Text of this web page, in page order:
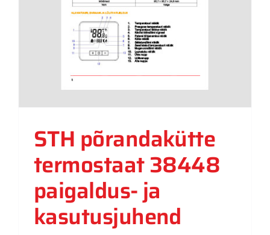
STH põrandakütte
termostaat 38448
paigaldus- ja
kasutusjuhend